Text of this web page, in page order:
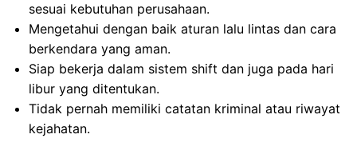
sesuai kebutuhan perusahaan.
Mengetahui dengan baik aturan lalu lintas dan cara
berkendara yang aman.
Siap bekerja dalam sistem shift dan juga pada hari
libur yang ditentukan.
Tidak pernah memiliki catatan kriminal atau riwayat
kejahatan.